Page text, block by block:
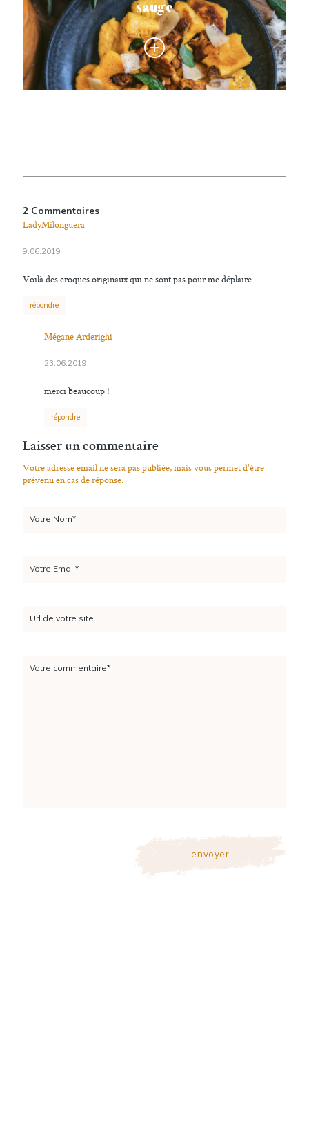
sauge
2 Commentaires
LadyMilonguera
9.06.2019
Voilà des croques originaux qui ne sont pas pour me déplaire...
répondre
Mégane Arderighi
23.06.2019
merci beaucoup !
répondre
Laisser un commentaire
Votre adresse email ne sera pas publiée, mais vous permet d'être
prévenu en cas de réponse.
Votre Nom*
Votre Email*
Url de votre site
Votre commentaire*
envoyer